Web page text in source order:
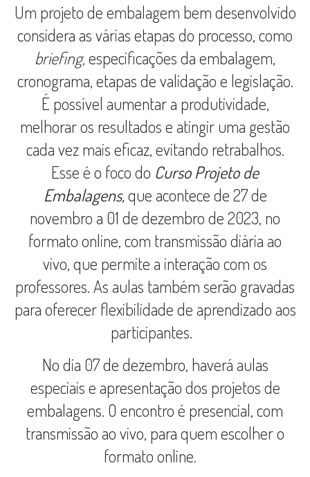
Um projeto de embalagem bem desenvolvido
considera as várias etapas do processo, como
briefing,especificações da embalagem,
cronograma, etapas de validação e legislação.
É possível aumentar a produtividade,
melhorar os resultados e atingir uma gestão
cada vez mais eficaz, evitando retrabalhos.
Esse é o foco do Curso Projeto de
Embalagens,que acontece de 27 de
novembro a 01 de dezembro de 2023, no
formato online, com transmissão diária ao
vivo, que permite a interação com os
professores. As aulas também serão gravadas
para oferecer flexibilidade de aprendizado aos
participantes.
No dia 07 de dezembro, haverá aulas
especiais e apresentação dos projetos de
embalagens. O encontro é presencial, com
transmissão ao vivo, para quem escolher o
formato online.